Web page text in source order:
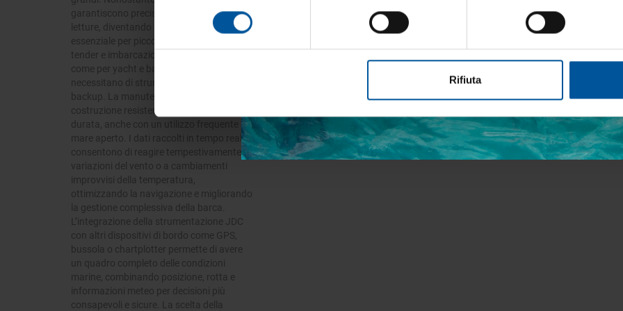
Accetto trattamento dati personali
ISCRIVITI
Rifiuta
garantiscono precisione e stabilità nelle
letture, diventando uno strumento
essenziale per piccoli natanti, gommoni,
tender e imbarcazioni da diporto, così
come per yacht e barche più grandi che
necessitano di strumenti aggiuntivi o di
backup. La manutenzione è minima, e la
costruzione resistente assicura lunga
durata, anche con un utilizzo frequente in
mare aperto. I dati raccolti in tempo reale
consentono di reagire tempestivamente a
variazioni del vento o a cambiamenti
improvvisi della temperatura,
ottimizzando la navigazione e migliorando
la gestione complessiva della barca.
L’integrazione della strumentazione JDC
con altri dispositivi di bordo come GPS,
bussola o chartplotter permette di avere
un quadro completo delle condizioni
marine, combinando posizione, rotta e
informazioni meteo per decisioni più
consapevoli e sicure. La scelta della